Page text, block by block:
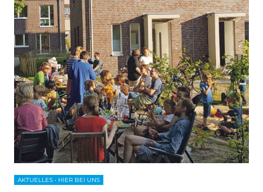
AKTUELLES • HIER BEI UNS